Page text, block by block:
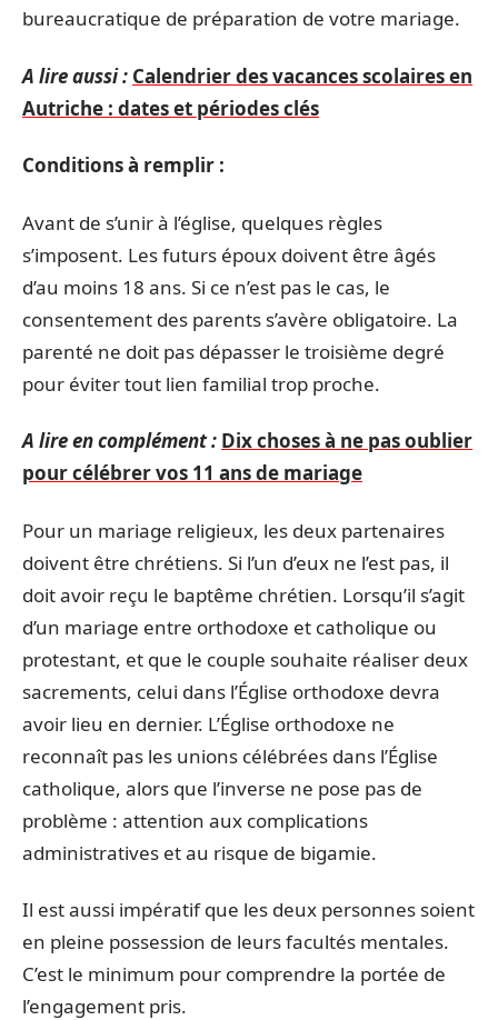
bureaucratique de préparation de votre mariage.
A lire aussi : Calendrier des vacances scolaires en
Autriche : dates et périodes clés
Conditions à remplir :
Avant de s’unir à l’église, quelques règles
s’imposent. Les futurs époux doivent être âgés
d’au moins 18 ans. Si ce n’est pas le cas, le
consentement des parents s’avère obligatoire. La
parenté ne doit pas dépasser le troisième degré
pour éviter tout lien familial trop proche.
A lire en complément : Dix choses à ne pas oublier
pour célébrer vos 11 ans de mariage
Pour un mariage religieux, les deux partenaires
doivent être chrétiens. Si l’un d’eux ne l’est pas, il
doit avoir reçu le baptême chrétien. Lorsqu’il s’agit
d’un mariage entre orthodoxe et catholique ou
protestant, et que le couple souhaite réaliser deux
sacrements, celui dans l’Église orthodoxe devra
avoir lieu en dernier. L’Église orthodoxe ne
reconnaît pas les unions célébrées dans l’Église
catholique, alors que l’inverse ne pose pas de
problème : attention aux complications
administratives et au risque de bigamie.
Il est aussi impératif que les deux personnes soient
en pleine possession de leurs facultés mentales.
C’est le minimum pour comprendre la portée de
l’engagement pris.